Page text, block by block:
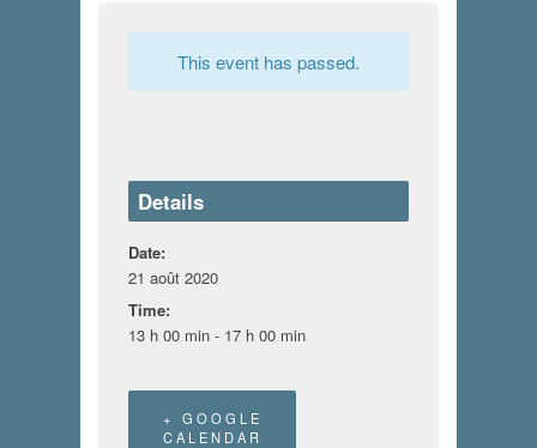
This event has passed.
Details
Date:
21 août 2020
Time:
13 h 00 min - 17 h 00 min
+ GOOGLE
CALENDAR